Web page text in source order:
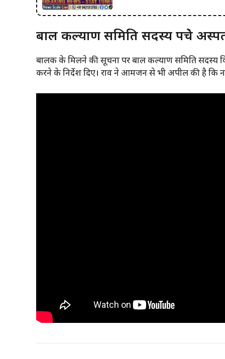
बाल कल्याण समिति सदस्य पहुंचे
बालक के मिलने की सूचना पर बाल कल्याण समिति सदस्य
करने के निर्देश दिए। राव ने आमजन से भी अपील की है कि